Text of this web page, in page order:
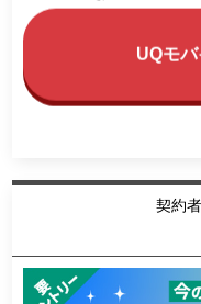
UQモ
契約